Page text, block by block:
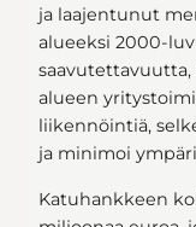
ja laajentunut
alueeksi 2000-
saavutettavuutta,
alueen
liikennöintiä,
ja minimoi
Katuhankkeen